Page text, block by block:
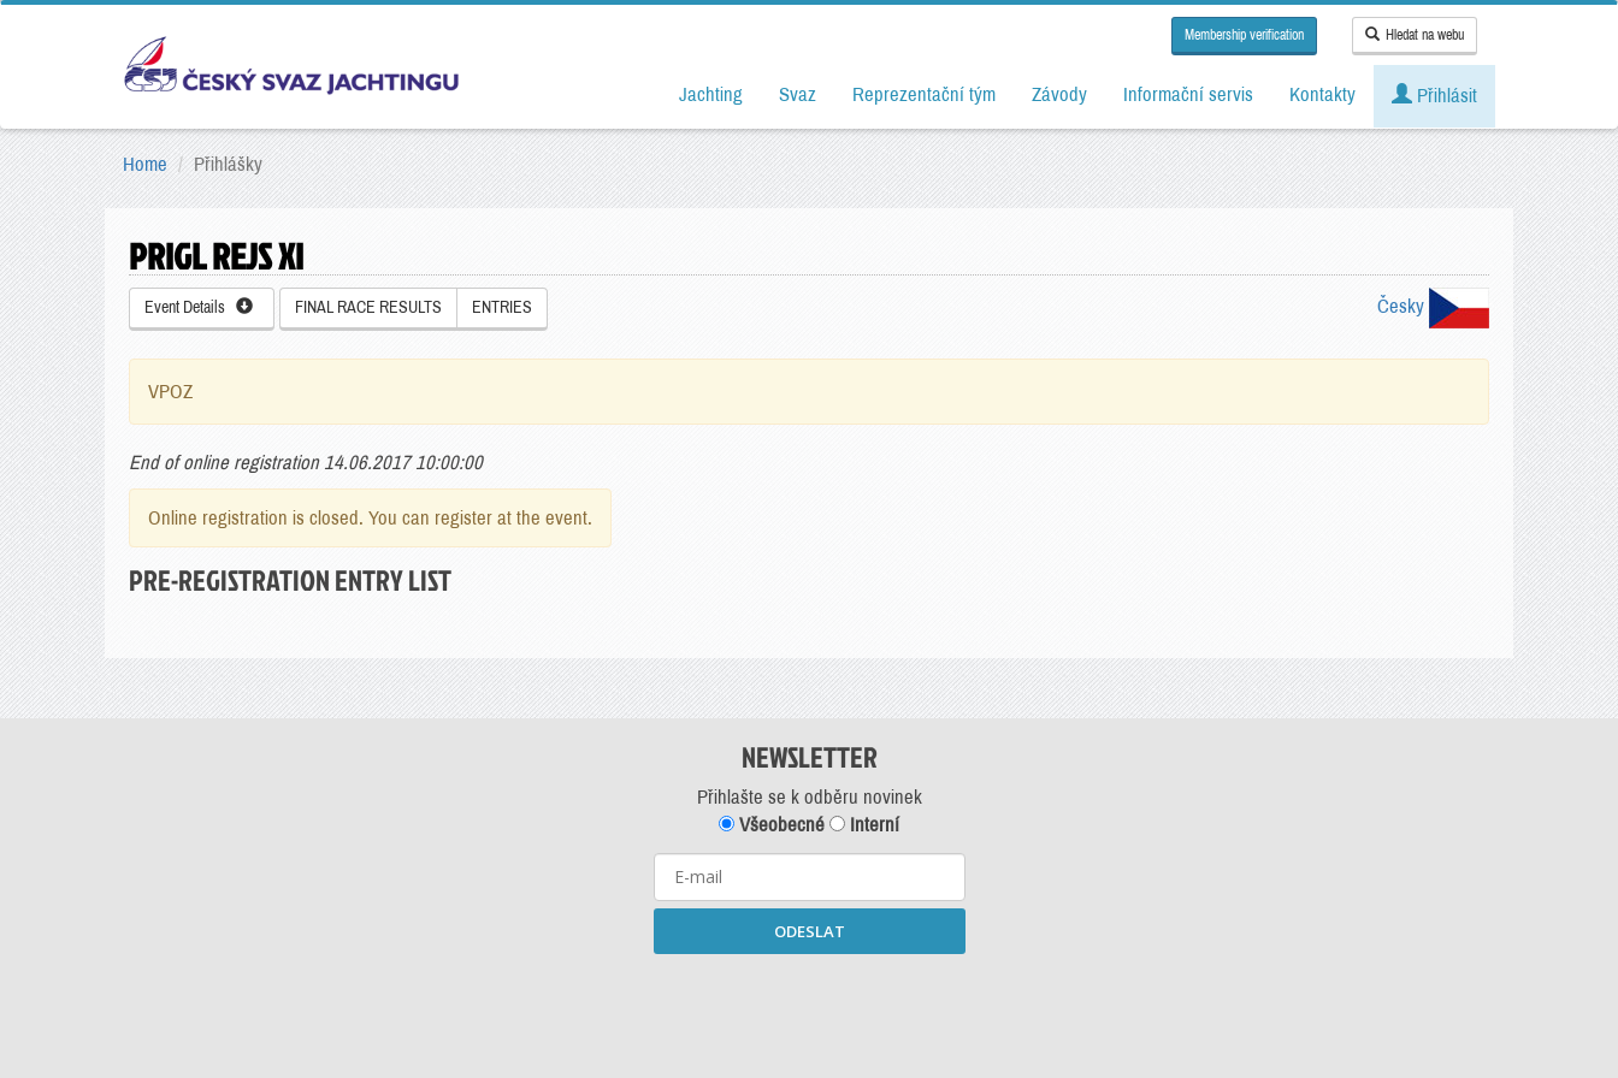
Membership verification Hledat na webu
Jachting Svaz Reprezentační tým Závody Informační servis Kontakty Přihlásit
Home Přihlášky
PRIGL REJS XI
Event Details FINAL RACE RESULTS ENTRIES Česky
VPOZ
End of online registration 14.06.2017 10:00:00
Online registration is closed. You can register at the event.
PRE-REGISTRATION ENTRY LIST
NEWSLETTER
Přihlašte se k odběru novinek
Všeobecné
Interní
ODESLAT